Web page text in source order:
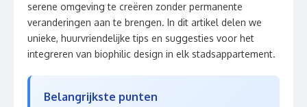
serene omgeving te creëren zonder permanente
veranderingen aan te brengen. In dit artikel delen we
unieke, huurvriendelijke tips en suggesties voor het
integreren van biophilic design in elk stadsappartement.
Belangrijkste punten